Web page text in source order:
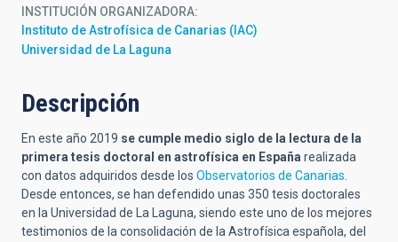
INSTITUCIÓN ORGANIZADORA
Instituto de Astrofísica de Canarias (IAC)
Universidad de La Laguna
Descripción
En este año 2019 se cumple medio siglo de la lectura de la
primera tesis doctoral en astrofísica en España realizada
con datos adquiridos desde los Observatorios de Canarias
Desde entonces, se han defendido unas 350 tesis doctorales
en la Universidad de La Laguna, siendo este uno de los mejores
testimonios de la consolidación de la Astrofísica española, del